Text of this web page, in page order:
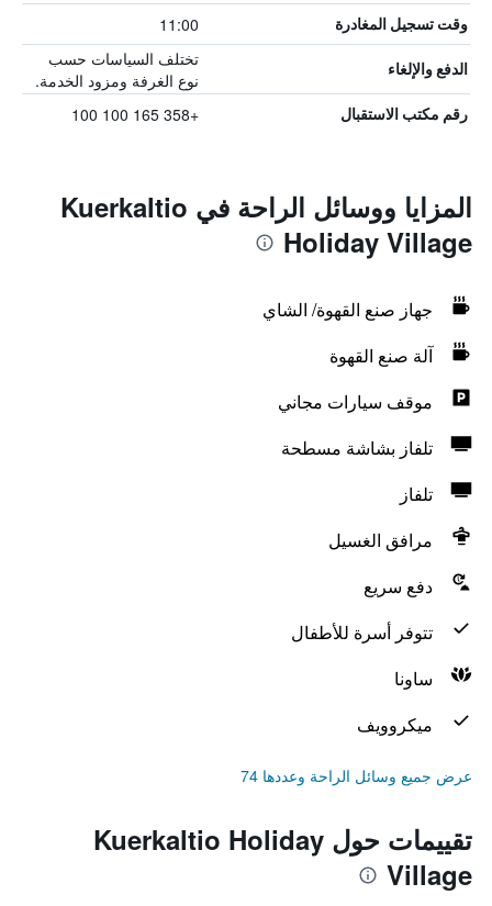
وقت تسجيل المغادرة 11:00
الدفع والإلغاء
تختلف السياسات حسب
نوع الغرفة ومزود الخدمة.
رقم مكتب الاستقبال +358 165 100 100
المزايا ووسائل الراحة في Kuerkaltio
Holiday Village
جهاز صنع القهوة/ الشاي
آلة صنع القهوة
موقف سيارات مجاني
تلفاز بشاشة مسطحة
تلفاز
مرافق الغسيل
دفع سريع
تتوفر أسرة للأطفال
ساونا
ميكروويف
عرض جميع وسائل الراحة وعددها 74
تقييمات حول Kuerkaltio Holiday
Village